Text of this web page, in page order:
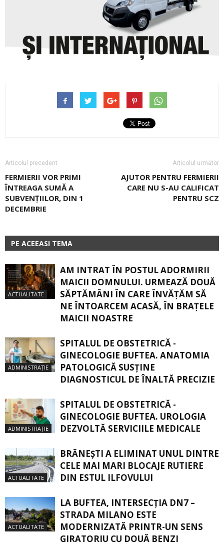
Articolul precedent
FERMIERII VOR PRIMI
ÎNTREAGA SUMĂ A
SUBVENȚIILOR, DIN 1
DECEMBRIE
Articolul următor
AJUTOR PENTRU FERMIERII
CARE NU S-AU CALIFICAT
PENTRU SCZ
PE ACEEASI TEMA
ACTUALITATE
AM INTRAT ÎN POSTUL ADORMIRII
MAICII DOMNULUI. URMEAZĂ DOUĂ
SĂPTĂMÂNI ÎN CARE ÎNVĂŢĂM SĂ
NE ÎNTOARCEM ACASĂ, ÎN BRAŢELE
MAICII NOASTRE
ADMINISTRAȚIE
SPITALUL DE OBSTETRICĂ -
GINECOLOGIE BUFTEA. ANATOMIA
PATOLOGICĂ SUSŢINE
DIAGNOSTICUL DE ÎNALTĂ PRECIZIE
ADMINISTRAȚIE
SPITALUL DE OBSTETRICĂ -
GINECOLOGIE BUFTEA. UROLOGIA
DEZVOLTĂ SERVICIILE MEDICALE
ACTUALITATE
BRĂNEȘTI A ELIMINAT UNUL DINTRE
CELE MAI MARI BLOCAJE RUTIERE
DIN ESTUL ILFOVULUI
ACTUALITATE
LA BUFTEA, INTERSECŢIA DN7 –
STRADA MILANO ESTE
MODERNIZATĂ PRINTR-UN SENS
GIRATORIU CU DOUĂ BENZI